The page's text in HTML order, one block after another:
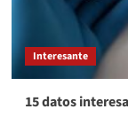
Interesante
15 datos